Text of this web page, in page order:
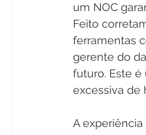
um NOC
Feito
ferramentas
gerente do
futuro. Este
excessiva de
A